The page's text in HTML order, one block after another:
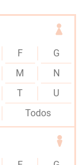
F
G
M
N
T
U
Todos